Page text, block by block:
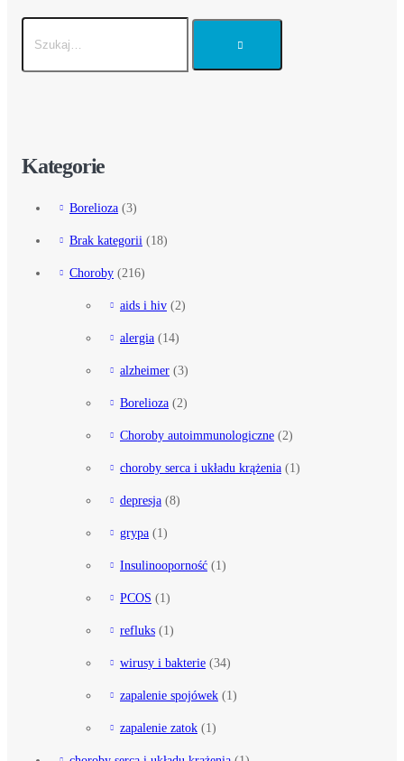
Kategorie
Borelioza (3)
Brak kategorii (18)
Choroby (216)
aids i hiv (2)
alergia (14)
alzheimer (3)
Borelioza (2)
Choroby autoimmunologiczne (2)
choroby serca i układu krążenia (1)
depresja (8)
grypa (1)
Insulinooporność (1)
PCOS (1)
refluks (1)
wirusy i bakterie (34)
zapalenie spojówek (1)
zapalenie zatok (1)